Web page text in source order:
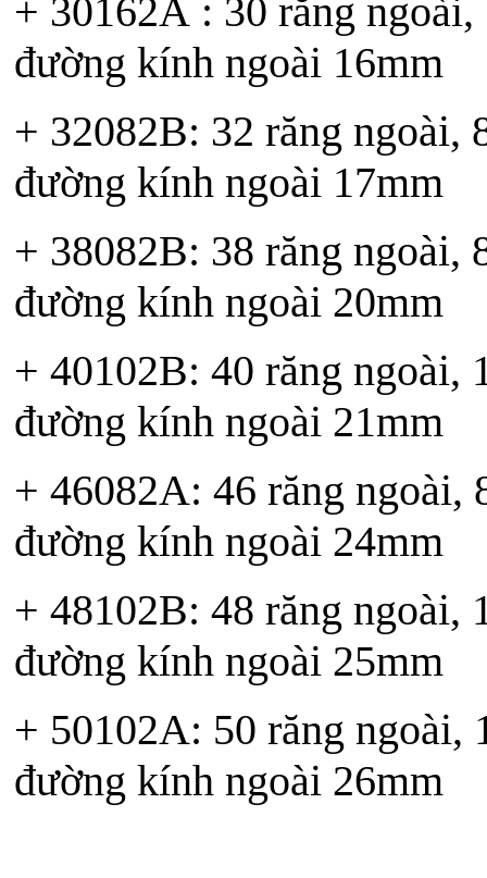
+ 30162A : 30 răng
đường kính ngoài 16mm
+ 32082B: 32 răng ngoài,
đường kính ngoài 17mm
+ 38082B: 38 răng ngoài,
đường kính ngoài 20mm
+ 40102B: 40 răng ngoài,
đường kính ngoài 21mm
+ 46082A: 46 răng ngoài,
đường kính ngoài 24mm
+ 48102B: 48 răng ngoài,
đường kính ngoài 25mm
+ 50102A: 50 răng ngoài,
đường kính ngoài 26mm